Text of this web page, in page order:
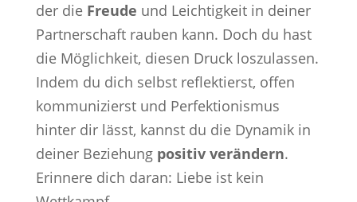
der dieFreude und Leichtigkeit in deiner
Partnerschaft rauben kann. Doch du hast
die Möglichkeit, diesen Druck loszulassen.
Indem du dich selbst reflektierst, offen
kommunizierst und Perfektionismus
hinter dir lässt, kannst du die Dynamik in
deiner Beziehung positiv verändern.
Erinnere dich daran: Liebe ist kein